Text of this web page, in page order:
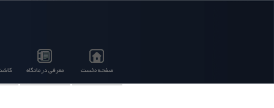
صفحه نخست معرفی درمانگاه